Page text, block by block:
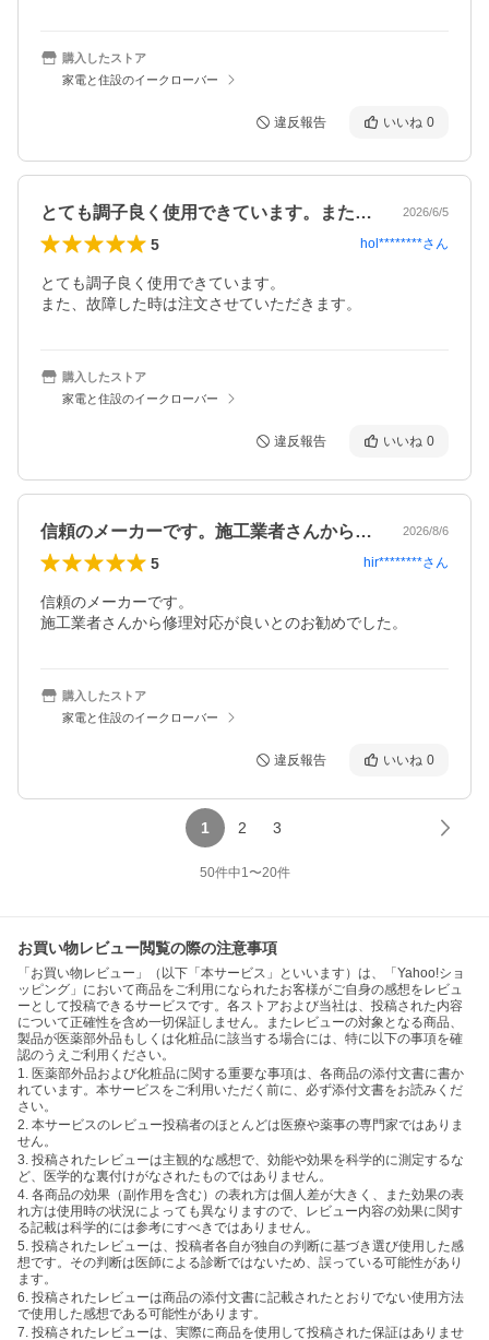
購入したストア
家電と住設のイークローバー
違反報告 いいね 0
とても調子良く使用できています。また、… 2026/6/5
5 hol********さん
とても調子良く使用できています。
また、故障した時は注文させていただきます。
購入したストア
家電と住設のイークローバー
違反報告 いいね 0
信頼のメーカーです。施工業者さんから修… 2026/8/6
5 hir********さん
信頼のメーカーです。
施工業者さんから修理対応が良いとのお勧めでした。
購入したストア
家電と住設のイークローバー
違反報告 いいね 0
1 2 3
50件中1〜20件
お買い物レビュー閲覧の際の注意事項
「お買い物レビュー」（以下「本サービス」といいます）は、「Yahoo!ショ
ッピング」において商品をご利用になられたお客様がご自身の感想をレビュ
ーとして投稿できるサービスです。各ストアおよび当社は、投稿された内容
について正確性を含め一切保証しません。またレビューの対象となる商品、
製品が医薬部外品もしくは化粧品に該当する場合には、特に以下の事項を確
認のうえご利用ください。
1. 医薬部外品および化粧品に関する重要な事項は、各商品の添付文書に書か
れています。本サービスをご利用いただく前に、必ず添付文書をお読みくだ
さい。
2. 本サービスのレビュー投稿者のほとんどは医療や薬事の専門家ではありま
せん。
3. 投稿されたレビューは主観的な感想で、効能や効果を科学的に測定するな
ど、医学的な裏付けがなされたものではありません。
4. 各商品の効果（副作用を含む）の表れ方は個人差が大きく、また効果の表
れ方は使用時の状況によっても異なりますので、レビュー内容の効果に関す
る記載は科学的には参考にすべきではありません。
5. 投稿されたレビューは、投稿者各自が独自の判断に基づき選び使用した感
想です。その判断は医師による診断ではないため、誤っている可能性があり
ます。
6. 投稿されたレビューは商品の添付文書に記載されたとおりでない使用方法
で使用した感想である可能性があります。
7. 投稿されたレビューは、実際に商品を使用して投稿された保証はありませ